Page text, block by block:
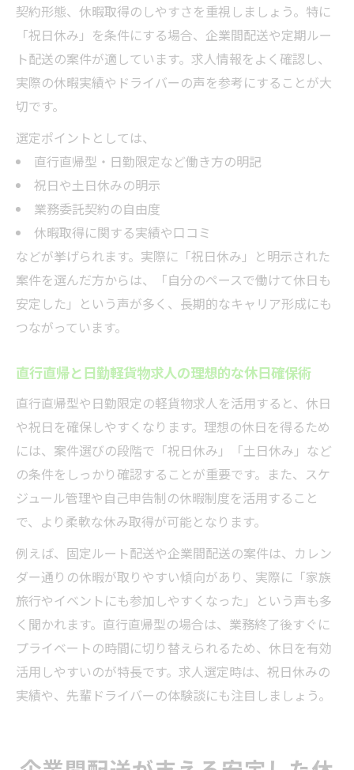
契約形態、休暇取得のしやすさを重視しましょう。特に
「祝日休み」を条件にする場合、企業間配送や定期ルー
ト配送の案件が適しています。求人情報をよく確認し、
実際の休暇実績やドライバーの声を参考にすることが大
切です。
選定ポイントとしては、
直行直帰型・日勤限定など働き方の明記
祝日や土日休みの明示
業務委託契約の自由度
休暇取得に関する実績や口コミ
などが挙げられます。実際に「祝日休み」と明示された
案件を選んだ方からは、「自分のペースで働けて休日も
安定した」という声が多く、長期的なキャリア形成にも
つながっています。
直行直帰と日勤軽貨物求人の理想的な休日確保術
直行直帰型や日勤限定の軽貨物求人を活用すると、休日
や祝日を確保しやすくなります。理想の休日を得るため
には、案件選びの段階で「祝日休み」「土日休み」など
の条件をしっかり確認することが重要です。また、スケ
ジュール管理や自己申告制の休暇制度を活用すること
で、より柔軟な休み取得が可能となります。
例えば、固定ルート配送や企業間配送の案件は、カレン
ダー通りの休暇が取りやすい傾向があり、実際に「家族
旅行やイベントにも参加しやすくなった」という声も多
く聞かれます。直行直帰型の場合は、業務終了後すぐに
プライベートの時間に切り替えられるため、休日を有効
活用しやすいのが特長です。求人選定時は、祝日休みの
実績や、先輩ドライバーの体験談にも注目しましょう。